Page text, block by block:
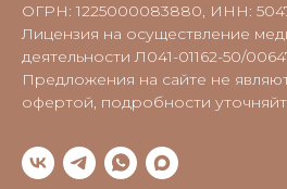
ОГРН: 1225000083880, ИНН:
Лицензия на осуществление
деятельности Л041-01162-50/
Предложения на сайте не
офертой, подробности